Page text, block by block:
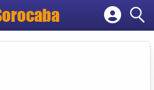
empresa